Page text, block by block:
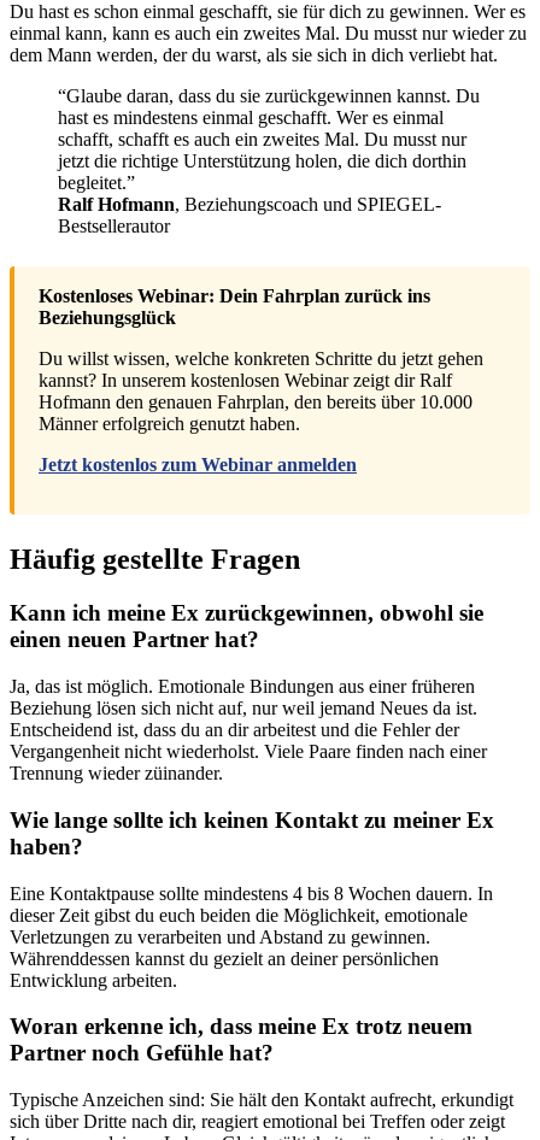
Du hast es schon einmal geschafft, sie für dich zu gewinnen. Wer es
einmal kann, kann es auch ein zweites Mal. Du musst nur wieder zu
dem Mann werden, der du warst, als sie sich in dich verliebt hat.
“Glaube daran, dass du sie zurückgewinnen kannst. Du
hast es mindestens einmal geschafft. Wer es einmal
schafft, schafft es auch ein zweites Mal. Du musst nur
jetzt die richtige Unterstützung holen, die dich dorthin
begleitet.”
Ralf Hofmann, Beziehungscoach und SPIEGEL-
Bestsellerautor
Kostenloses Webinar: Dein Fahrplan zurück ins
Beziehungsglück
Du willst wissen, welche konkreten Schritte du jetzt gehen
kannst? In unserem kostenlosen Webinar zeigt dir Ralf
Hofmann den genauen Fahrplan, den bereits über 10.000
Männer erfolgreich genutzt haben.
Jetzt kostenlos zum Webinar anmelden
Häufig gestellte Fragen
Kann ich meine Ex zurückgewinnen, obwohl sie
einen neuen Partner hat?
Ja, das ist möglich. Emotionale Bindungen aus einer früheren
Beziehung lösen sich nicht auf, nur weil jemand Neues da ist.
Entscheidend ist, dass du an dir arbeitest und die Fehler der
Vergangenheit nicht wiederholst. Viele Paare finden nach einer
Trennung wieder züinander.
Wie lange sollte ich keinen Kontakt zu meiner Ex
haben?
Eine Kontaktpause sollte mindestens 4 bis 8 Wochen dauern. In
dieser Zeit gibst du euch beiden die Möglichkeit, emotionale
Verletzungen zu verarbeiten und Abstand zu gewinnen.
Währenddessen kannst du gezielt an deiner persönlichen
Entwicklung arbeiten.
Woran erkenne ich, dass meine Ex trotz neuem
Partner noch Gefühle hat?
Typische Anzeichen sind: Sie hält den Kontakt aufrecht, erkundigt
sich über Dritte nach dir, reagiert emotional bei Treffen oder zeigt